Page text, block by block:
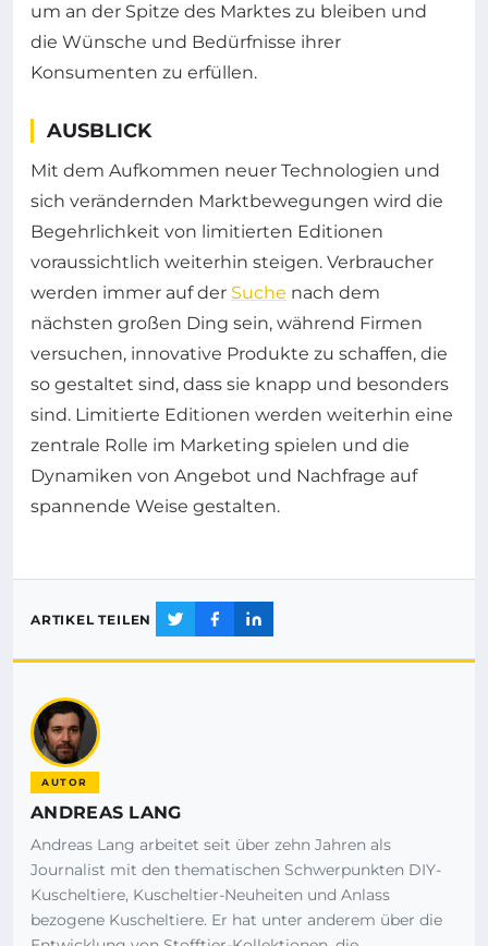
um an der Spitze des Marktes zu bleiben und
die Wünsche und Bedürfnisse ihrer
Konsumenten zu erfüllen.
AUSBLICK
Mit dem Aufkommen neuer Technologien und
sich verändernden Marktbewegungen wird die
Begehrlichkeit von limitierten Editionen
voraussichtlich weiterhin steigen. Verbraucher
werden immer auf der Suche nach dem
nächsten großen Ding sein, während Firmen
versuchen, innovative Produkte zu schaffen, die
so gestaltet sind, dass sie knapp und besonders
sind. Limitierte Editionen werden weiterhin eine
zentrale Rolle im Marketing spielen und die
Dynamiken von Angebot und Nachfrage auf
spannende Weise gestalten.
ARTIKEL TEILEN
AUTOR
ANDREAS LANG
Andreas Lang arbeitet seit über zehn Jahren als
Journalist mit den thematischen Schwerpunkten DIY-
Kuscheltiere, Kuscheltier-Neuheiten und Anlass
bezogene Kuscheltiere. Er hat unter anderem über die